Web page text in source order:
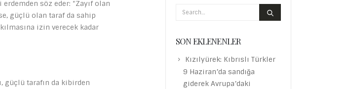
söz eder: “Zayıf olan
güçlü olan taraf da sahip
izin verecek kadar
güçlü tarafın da kibirden
SON EKLENENLER
Kızılyürek: Kıbrıslı Türkler
9 Haziran’da sandığa
giderek Avrupa’daki